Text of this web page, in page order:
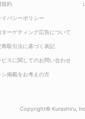
規約
イバシーポリシー
ターゲティング広告について
商取引法に基づく表記
ビスに関してのお問い合わせ
シ掲載をお考えの方
Copyright© Kurashiru,